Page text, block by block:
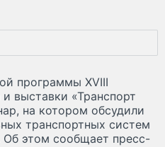
программы XVIII
выставки «Транспорт
на котором обсудили
транспортных систем
этом сообщает пресс-